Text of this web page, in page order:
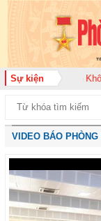
Sự kiện
đoàn Không quân 920
VIDEO BÁO PHÒNG